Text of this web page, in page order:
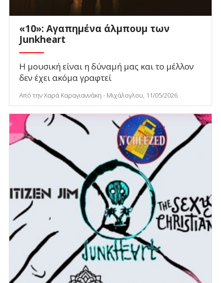
«10»: Αγαπημένα άλμπουμ των
Junkheart
Η μουσική είναι η δύναμή μας και το μέλλον
δεν έχει ακόμα γραφτεί
Από την Χαρά Καραγιαννάκη - Μιχάλογλου, 11/05/2026